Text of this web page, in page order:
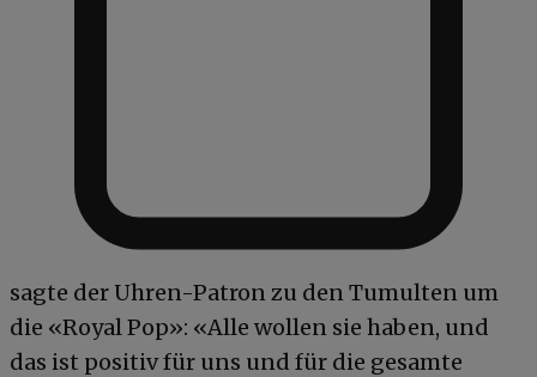
sagte der Uhren-Patron zu den Tumulten um
die «Royal Pop»: «Alle wollen sie haben, und
das ist positiv für uns und für die gesamte